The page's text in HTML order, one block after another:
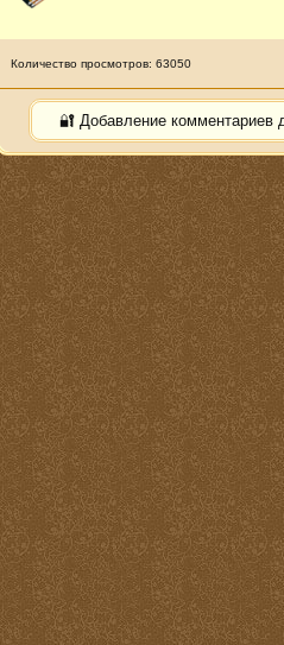
Количество просмотров: 63050
🔐 Добавление комментариев